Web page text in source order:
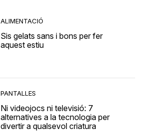
ALIMENTACIÓ
Sis gelats sans i bons per fer
aquest estiu
PANTALLES
Ni videojocs ni televisió: 7
alternatives a la tecnologia per
divertir a qualsevol criatura